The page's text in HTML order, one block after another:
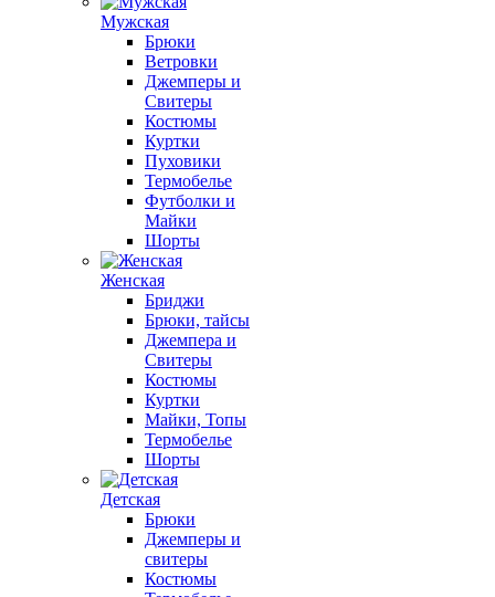
Мужская
Брюки
Ветровки
Джемперы и
Свитеры
Костюмы
Куртки
Пуховики
Термобелье
Футболки и
Майки
Шорты
Женская
Бриджи
Брюки, тайсы
Джемпера и
Свитеры
Костюмы
Куртки
Майки, Топы
Термобелье
Шорты
Детская
Брюки
Джемперы и
свитеры
Костюмы